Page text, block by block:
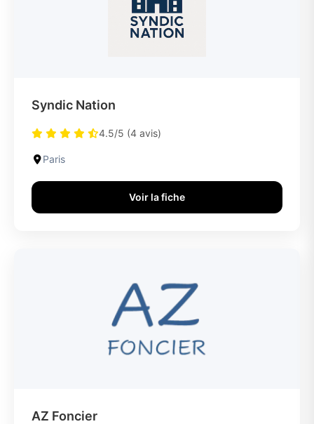
Syndic Nation
4.5/5 (4 avis)
Paris
Voir la fiche
AZ Foncier